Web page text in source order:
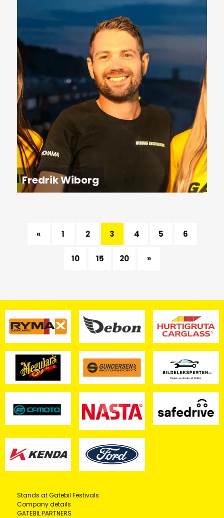
Fredrik Wiborg
« 1 2 3 4 5 6
10 15 20 »
Stands at Gatebil Festivals
Company details
GATEBIL PARTNERS